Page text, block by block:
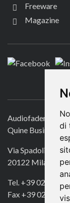
di
Freeware
Magazine
Audiofader.com
Quine Business
Via Spadolini 7
20122 Milano
Tel. +39 02
Fax +39 02